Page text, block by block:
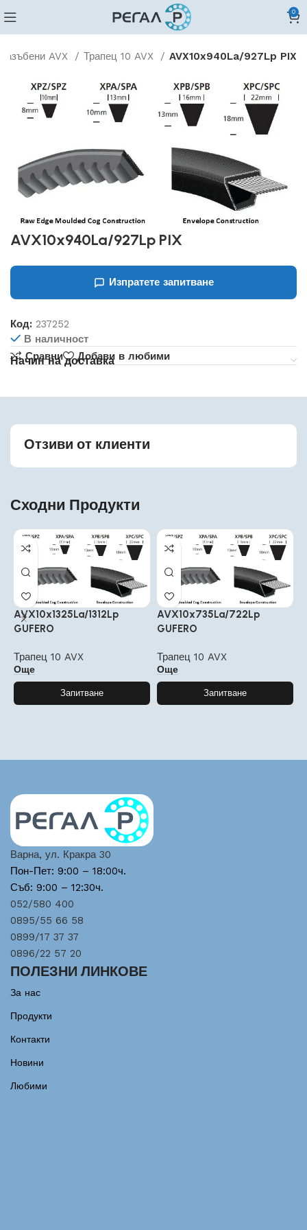
0
AVX Трапец 10 AVX AVX10x940La/927Lp PIX
AVX10x940La/927Lp PIX
Изпратете запитване
Код:237252
В наличност
Сравни
Добави в любими
Начин на доставка
Отзиви от клиенти
Сходни Продукти
AVX10x1325La/1312Lp
GUFERO
Трапец 10 AVX
Още
Запитване
AVX10x735La/722Lp
GUFERO
Трапец 10 AVX
Още
Запитване
Варна, ул. Кракра 30
Пон-Пет: 9:00 – 18:00ч.
Съб: 9:00 – 12:30ч.
052/580 400
0895/55 66 58
0899/17 37 37
0896/22 57 20
ПОЛЕЗНИ ЛИНКОВЕ
За нас
Продукти
Контакти
Новини
Любими